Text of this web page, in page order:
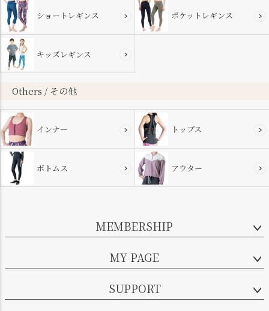
ショートレギンス ポケットレギンス
キッズレギンス
Others / その他
インナー トップス
ボトムス アウター
MEMBERSHIP
MY PAGE
SUPPORT